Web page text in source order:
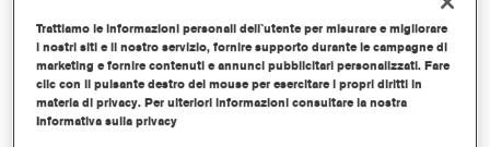
iscrivendosi a newsletter o ad altri tipi di
comunicazione;
corrispondendo con noi per telefono, e-mail o
utilizzando in altro modo i nostri dati di contatto;
o
Trattiamo le informazioni personali dell`utente per misurare e migliorare
i nostri siti e il nostro servizio, fornire supporto durante le campagne di
marketing e fornire contenuti e annunci pubblicitari personalizzati. Fare
clic con il pulsante destro del mouse per esercitare i propri diritti in
materia di privacy. Per ulteriori informazioni consultare la nostra
Informativa sulla privacy